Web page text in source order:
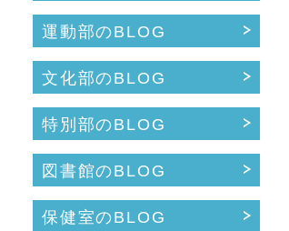
運動部のBLOG
文化部のBLOG
特別部のBLOG
図書館のBLOG
保健室のBLOG